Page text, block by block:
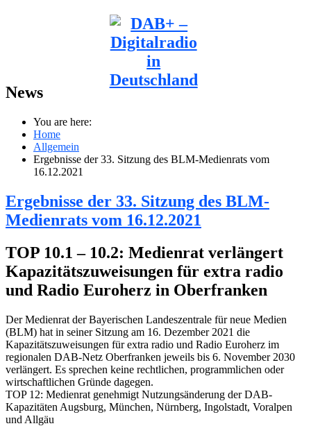
News
You are here:
Home
Allgemein
Ergebnisse der 33. Sitzung des BLM-Medienrats vom
16.12.2021
Ergebnisse der 33. Sitzung des BLM-
Medienrats vom 16.12.2021
TOP 10.1 – 10.2: Medienrat verlängert
Kapazitätszuweisungen für extra radio
und Radio Euroherz in Oberfranken
Der Medienrat der Bayerischen Landeszentrale für neue Medien
(BLM) hat in seiner Sitzung am 16. Dezember 2021 die
Kapazitätszuweisungen für extra radio und Radio Euroherz im
regionalen DAB-Netz Oberfranken jeweils bis 6. November 2030
verlängert. Es sprechen keine rechtlichen, programmlichen oder
wirtschaftlichen Gründe dagegen.
TOP 12: Medienrat genehmigt Nutzungsänderung der DAB-
Kapazitäten Augsburg, München, Nürnberg, Ingolstadt, Voralpen
und Allgäu